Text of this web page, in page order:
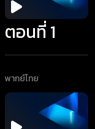
ตอนที่ 1
พากย์ไทย